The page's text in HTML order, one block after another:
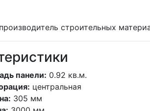
строительных
панели: 0.92 кв.м.
центральная
305 мм